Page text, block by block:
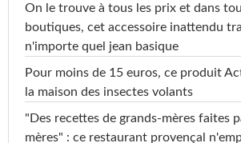
On le trouve à tous les prix et dans
boutiques, cet accessoire inattendu
n'importe quel jean basique
Pour moins de 15 euros, ce produit
la maison des insectes volants
"Des recettes de grands-mères faites
mères" : ce restaurant provençal